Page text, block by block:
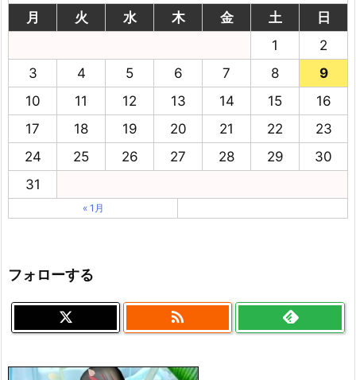
月
火 水 木 金 土
日
1
2
3
4 5 6 7 8
9
10
11 12 13 14 15
16
17
18 19 20 21 22
23
24
25 26 27 28 29
30
31
« 1月
フォローする
